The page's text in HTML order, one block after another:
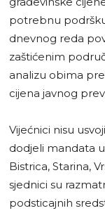
potrebnu
dnevnog reda
zaštićenim
analizu obima
cijena javnog
Vijećnici nisu
dodjeli mandata
Bistrica, Starina,
sjednici su
podsticajnih